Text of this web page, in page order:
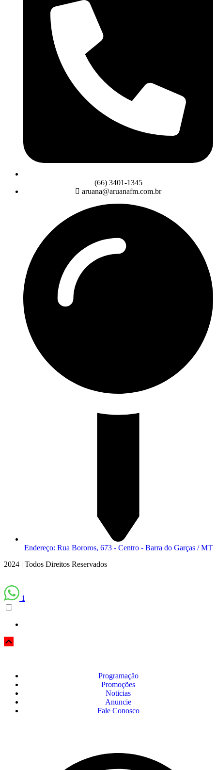
(66) 3401-1345
aruana@aruanafm.com.br
Endereço: Rua Bororos, 673 - Centro - Barra do Garças / MT
2024 | Todos Direitos Reservados
1
Programação
Promoções
Noticias
Anuncie
Fale Conosco